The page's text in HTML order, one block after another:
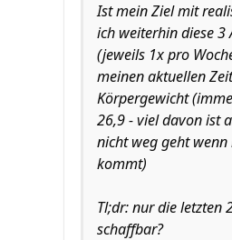
Ist mein Ziel mit
ich weiterhin diese 3
(jeweils 1x pro
meinen aktuellen
Körpergewicht
26,9 - viel davon ist
nicht weg geht
kommt)
Tl;dr: nur die letzten
schaffbar?